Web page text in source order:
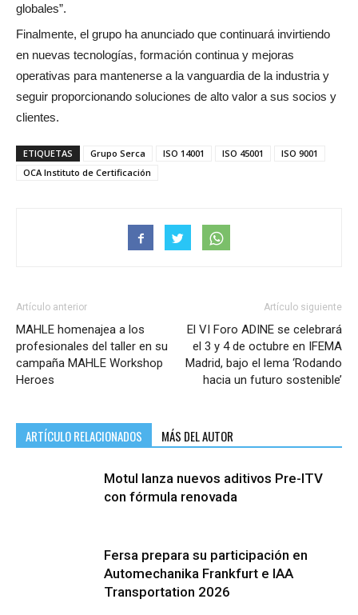
globales”.
Finalmente, el grupo ha anunciado que continuará invirtiendo
en nuevas tecnologías, formación continua y mejoras
operativas para mantenerse a la vanguardia de la industria y
seguir proporcionando soluciones de alto valor a sus socios y
clientes.
ETIQUETAS Grupo Serca ISO 14001 ISO 45001
ISO 9001
OCA Instituto de Certificación
Artículo anterior
MAHLE homenajea a los
profesionales del taller en su
campaña MAHLE Workshop
Heroes
Artículo siguiente
El VI Foro ADINE se celebrará
el 3 y 4 de octubre en IFEMA
Madrid, bajo el lema ‘Rodando
hacia un futuro sostenible’
ARTÍCULO RELACIONADOS MÁS DEL AUTOR
Motul lanza nuevos aditivos Pre-ITV
con fórmula renovada
Fersa prepara su participación en
Automechanika Frankfurt e IAA
Transportation 2026